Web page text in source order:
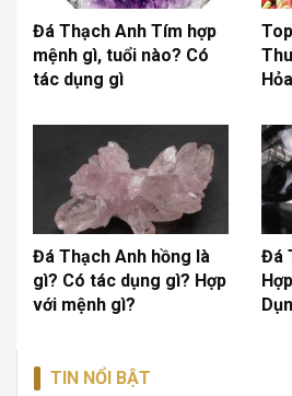
TIN NỔI BẬT
Đá Thạch Anh Tím hợp
mệnh gì, tuổi nào? Có
tác dụng gì
Đá Thạch Anh hồng là
gì? Có tác dụng gì? Hợp
với mệnh gì?
Đá